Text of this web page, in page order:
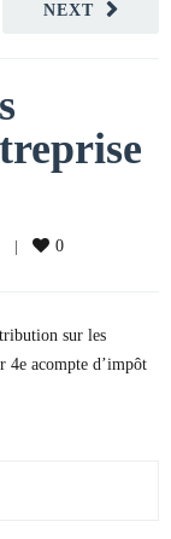
NEXT
| 0
sur les
4e acompte d’impôt